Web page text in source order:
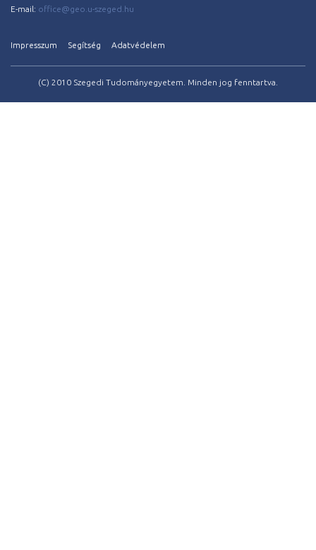
E-mail: office@geo.u-szeged.hu
Impresszum Segítség Adatvédelem
(C) 2010 Szegedi Tudományegyetem. Minden jog fenntartva.